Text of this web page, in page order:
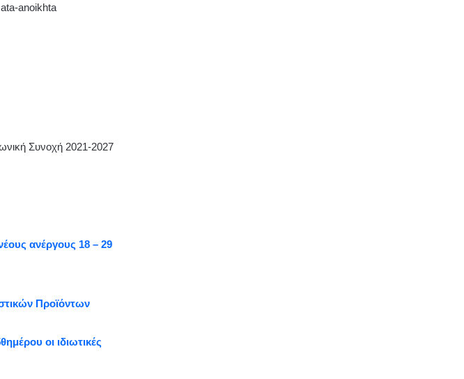
anoikhta
Συνοχή 2021-2027
ανέργους 18 – 29
Προϊόντων
οι ιδιωτικές